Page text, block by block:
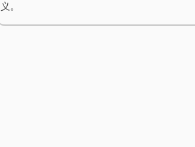
义。